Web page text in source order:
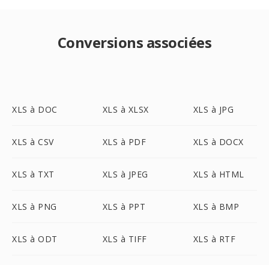
Conversions associées
XLS à DOC XLS à XLSX XLS à JPG
XLS à CSV XLS à PDF XLS à DOCX
XLS à TXT XLS à JPEG XLS à HTML
XLS à PNG XLS à PPT XLS à BMP
XLS à ODT XLS à TIFF XLS à RTF